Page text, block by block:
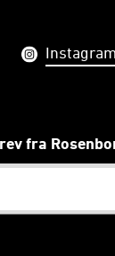
Instagram
fra